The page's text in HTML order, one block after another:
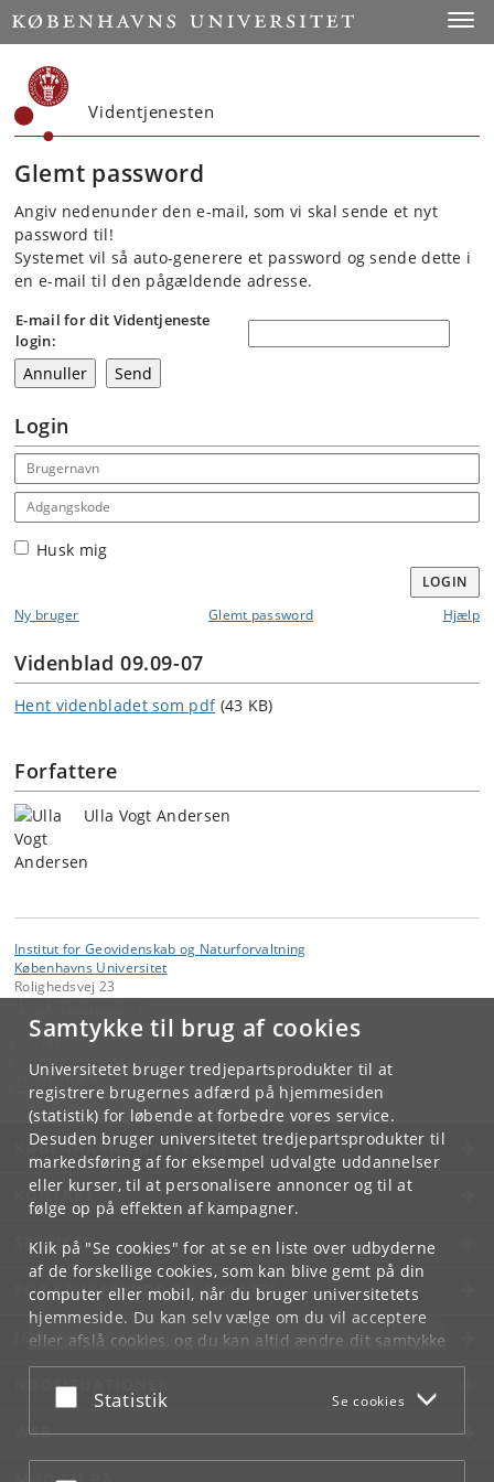
Samtykke til brug af cookies
Universitetet bruger tredjepartsprodukter til at
registrere brugernes adfærd på hjemmesiden
(statistik) for løbende at forbedre vores service.
Desuden bruger universitetet tredjepartsprodukter til
markedsføring af for eksempel udvalgte uddannelser
eller kurser, til at personalisere annoncer og til at
følge op på effekten af kampagner.
Klik på "Se cookies" for at se en liste over udbyderne
af de forskellige cookies, som kan blive gemt på din
computer eller mobil, når du bruger universitetets
hjemmeside. Du kan selv vælge om du vil acceptere
eller afslå cookies, og du kan altid ændre dit samtykke
underCookie- og privatlivspolitiksom du finder i
bunden af hver side.
Acceptér eller afslå
Statistik Se cookies
Start
Videntjenesten
Glemt password
Angiv nedenunder den e-mail, som vi skal sende et nyt
password til!
Systemet vil så auto-generere et password og sende dette i
en e-mail til den pågældende adresse.
E-mail for dit Videntjeneste
login:
Login
Email address
Adgangskode
Husk mig
LOGIN
Ny bruger
Glemt password Hjælp
Videnblad 09.09-07
Hent videnbladet som pdf (43 KB)
Forfattere
Ulla Vogt Andersen
Institut for Geovidenskab og Naturforvaltning
Københavns Universitet
Rolighedsvej 23
Videntjenesten
KØBENHAVNS UNIVERSITET
KONTAKT
SERVICES
FOR STUDERENDE OG ANSATTE
JOB OG KARRIERE
NØDSITUATIONER
WEB